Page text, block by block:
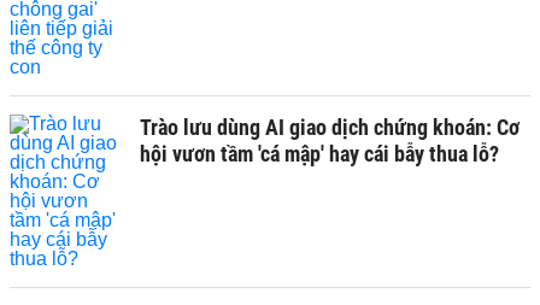
Trào lưu dùng AI giao dịch chứng khoán: Cơ
hội vươn tầm 'cá mập' hay cái bẫy thua lỗ?